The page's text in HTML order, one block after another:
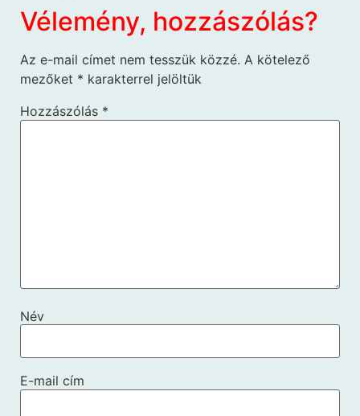
Vélemény, hozzászólás?
Az e-mail címet nem tesszük közzé. A kötelező
mezőket * karakterrel jelöltük
Hozzászólás *
Név
E-mail cím